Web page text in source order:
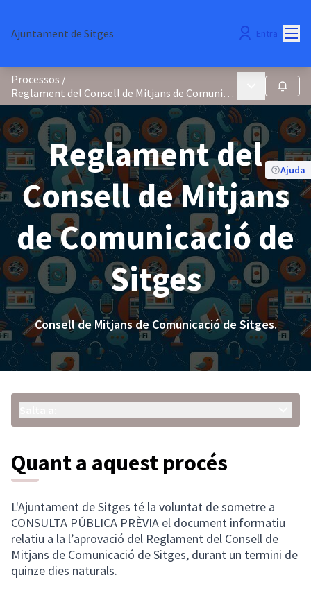
Ajuntament de Sitges Entra
Processos /
Reglament del Consell de Mitjans de Comunicació de Sitges
Menú Seguir
Ajuda
Reglament del
Consell de Mitjans
de Comunicació de
Sitges
Consell de Mitjans de Comunicació de Sitges.
Quant a aquest procés
L'Ajuntament de Sitges té la voluntat de sometre a
CONSULTA PÚBLICA PRÈVIA el document informatiu
relatiu a la l’aprovació del Reglament del Consell de
Mitjans de Comunicació de Sitges, durant un termini de
quinze dies naturals.